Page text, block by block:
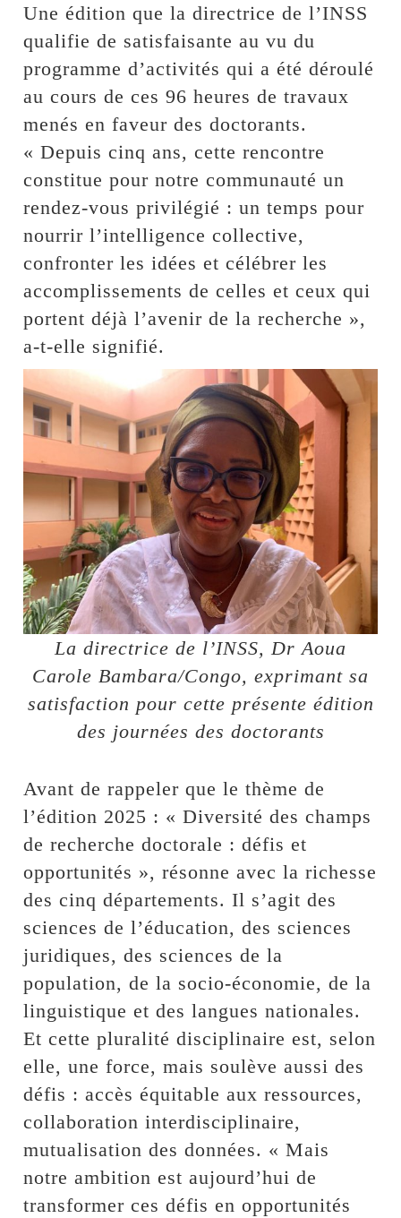
Une édition que la directrice de l’INSS
qualifie de satisfaisante au vu du
programme d’activités qui a été déroulé
au cours de ces 96 heures de travaux
menés en faveur des doctorants.
« Depuis cinq ans, cette rencontre
constitue pour notre communauté un
rendez-vous privilégié : un temps pour
nourrir l’intelligence collective,
confronter les idées et célébrer les
accomplissements de celles et ceux qui
portent déjà l’avenir de la recherche »,
a-t-elle signifié.
La directrice de l’INSS, Dr Aoua
Carole Bambara/Congo, exprimant sa
satisfaction pour cette présente édition
des journées des doctorants
Avant de rappeler que le thème de
l’édition 2025 : « Diversité des champs
de recherche doctorale : défis et
opportunités », résonne avec la richesse
des cinq départements. Il s’agit des
sciences de l’éducation, des sciences
juridiques, des sciences de la
population, de la socio-économie, de la
linguistique et des langues nationales.
Et cette pluralité disciplinaire est, selon
elle, une force, mais soulève aussi des
défis : accès équitable aux ressources,
collaboration interdisciplinaire,
mutualisation des données. « Mais
notre ambition est aujourd’hui de
transformer ces défis en opportunités